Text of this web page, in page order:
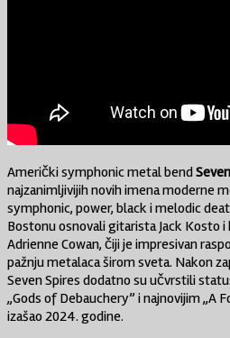
Američki symphonic metal bend
najzanimljivijih novih imena moderne
symphonic, power, black i melodic
Bostonu osnovali gitarista Jack Kosto
Adrienne Cowan, čiji je impresivan
pažnju metalaca širom sveta. Nakon
Seven Spires dodatno su učvrstili
„Gods of Debauchery” i najnovijim „A
izašao 2024. godine.